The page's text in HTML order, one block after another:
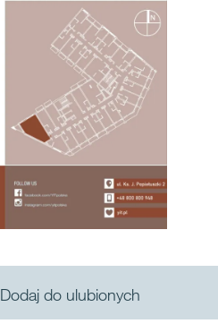
Dodaj do ulubionych